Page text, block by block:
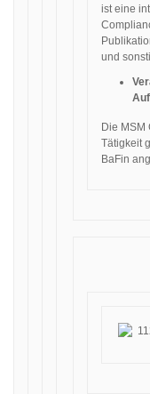
ist eine
und
Die MSM
Tätigkeit
BaFin